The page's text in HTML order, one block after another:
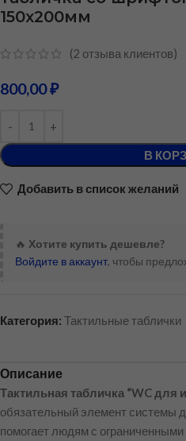
150х200мм
(2 отзыва клиентов)
800,00₽
В
Добавить в список желаний
🔥 Хотите купить дешевле?
Войдите в аккаунт, чтобы
Категория: Тактильные таблички
Описание
Тактильная табличка “WC для
обязательный элемент системы
помогает людям с